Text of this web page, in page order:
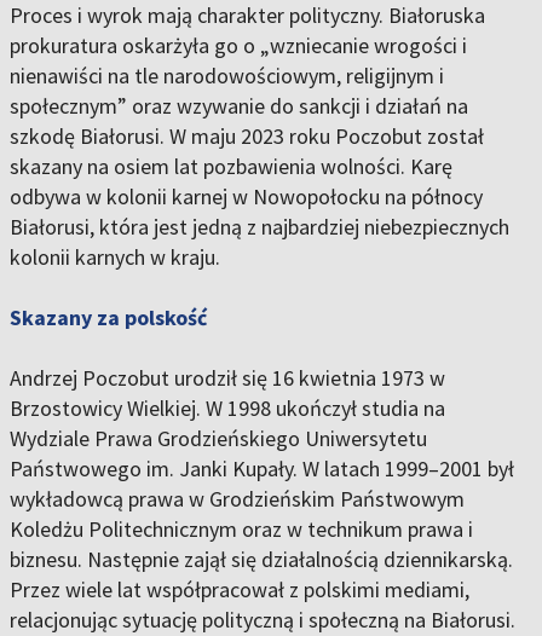
Proces i wyrok mają charakter polityczny. Białoruska
prokuratura oskarżyła go o „wzniecanie wrogości i
nienawiści na tle narodowościowym, religijnym i
społecznym” oraz wzywanie do sankcji i działań na
szkodę Białorusi. W maju 2023 roku Poczobut został
skazany na osiem lat pozbawienia wolności. Karę
odbywa w kolonii karnej w Nowopołocku na północy
Białorusi, która jest jedną z najbardziej niebezpiecznych
kolonii karnych w kraju.
Skazany za polskość
Andrzej Poczobut urodził się 16 kwietnia 1973 w
Brzostowicy Wielkiej. W 1998 ukończył studia na
Wydziale Prawa Grodzieńskiego Uniwersytetu
Państwowego im. Janki Kupały. W latach 1999–2001 był
wykładowcą prawa w Grodzieńskim Państwowym
Koledżu Politechnicznym oraz w technikum prawa i
biznesu. Następnie zajął się działalnością dziennikarską.
Przez wiele lat współpracował z polskimi mediami,
relacjonując sytuację polityczną i społeczną na Białorusi.